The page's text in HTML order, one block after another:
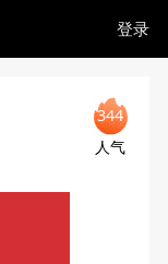
登录
344
人气